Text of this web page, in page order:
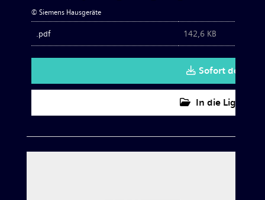
© Siemens Hausgeräte
.pdf 142,6 KB
Sofort
In die Lightbox